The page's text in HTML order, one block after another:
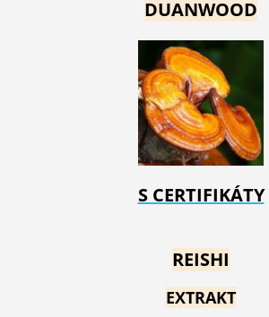
DUANWOOD
S CERTIFIKÁTY
REISHI
EXTRAKT